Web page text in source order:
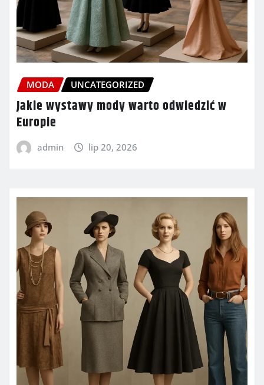
MODA UNCATEGORIZED
Jakie wystawy mody warto odwiedzić w
Europie
admin lip 20, 2026